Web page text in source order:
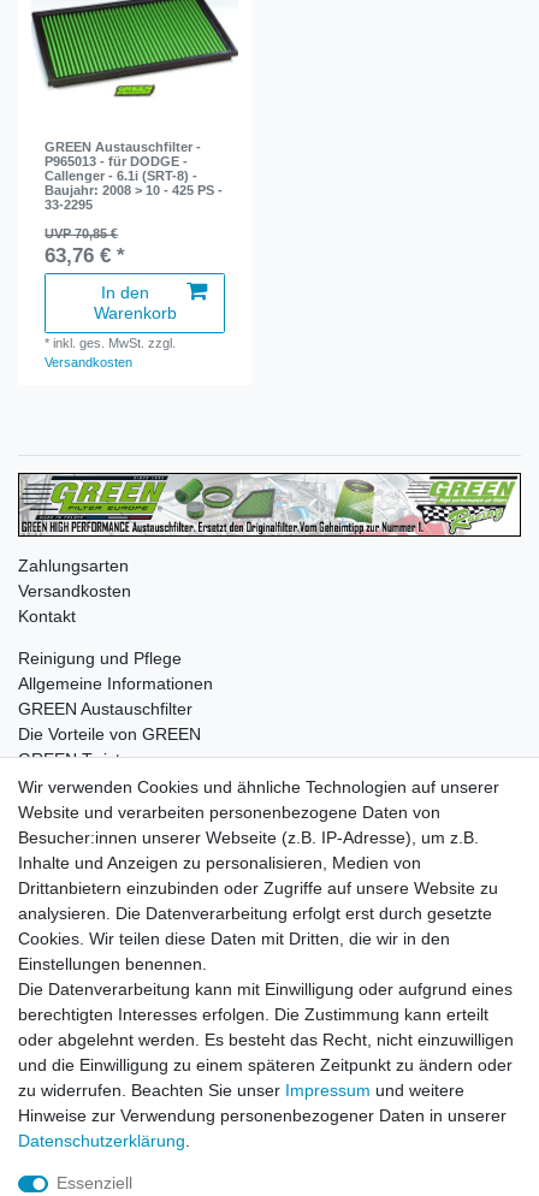
GREEN Austauschfilter -
P965013 - für DODGE -
Callenger - 6.1i (SRT-8) -
Baujahr: 2008 > 10 - 425 PS -
33-2295
UVP 70,85 €
63,76 € *
In den
Warenkorb
*inkl. ges. MwSt. zzgl.
Versandkosten
Zahlungsarten
Versandkosten
Kontakt
Reinigung und Pflege
Allgemeine Informationen
GREEN Austauschfilter
Die Vorteile von GREEN
GREEN Twister
Impressum Daten­schutz­erklärung AGB
Barrierefreiheitserklärung Widerrufs­recht
Vertrag widerrufen Kontakt
© Copyright 2026 | Alle Rechte vorbehalten.
Wir verwenden Cookies und ähnliche Technologien auf unserer
Website und verarbeiten personenbezogene Daten von
Besucher:innen unserer Webseite (z.B. IP-Adresse), um z.B.
Inhalte und Anzeigen zu personalisieren, Medien von
Drittanbietern einzubinden oder Zugriffe auf unsere Website zu
analysieren. Die Datenverarbeitung erfolgt erst durch gesetzte
Cookies. Wir teilen diese Daten mit Dritten, die wir in den
Einstellungen benennen.
Die Datenverarbeitung kann mit Einwilligung oder aufgrund eines
berechtigten Interesses erfolgen. Die Zustimmung kann erteilt
oder abgelehnt werden. Es besteht das Recht, nicht einzuwilligen
und die Einwilligung zu einem späteren Zeitpunkt zu ändern oder
zu widerrufen. Beachten Sie unser Impressum und weitere
Hinweise zur Verwendung personenbezogener Daten in unserer
Daten­schutz­erklärung
Essenziell